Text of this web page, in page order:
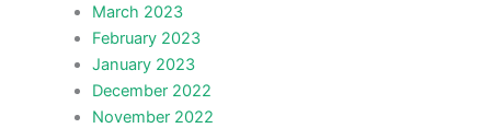
March 2023
February 2023
January 2023
December 2022
November 2022